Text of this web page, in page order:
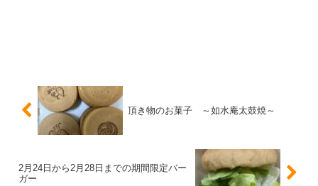
頂き物のお菓子 ～如水庵太鼓焼～
2月24日から2月28日までの期間限定バー
ガー